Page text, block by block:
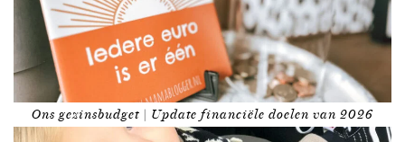
Ons gezinsbudget | Update financiële doelen van 2026